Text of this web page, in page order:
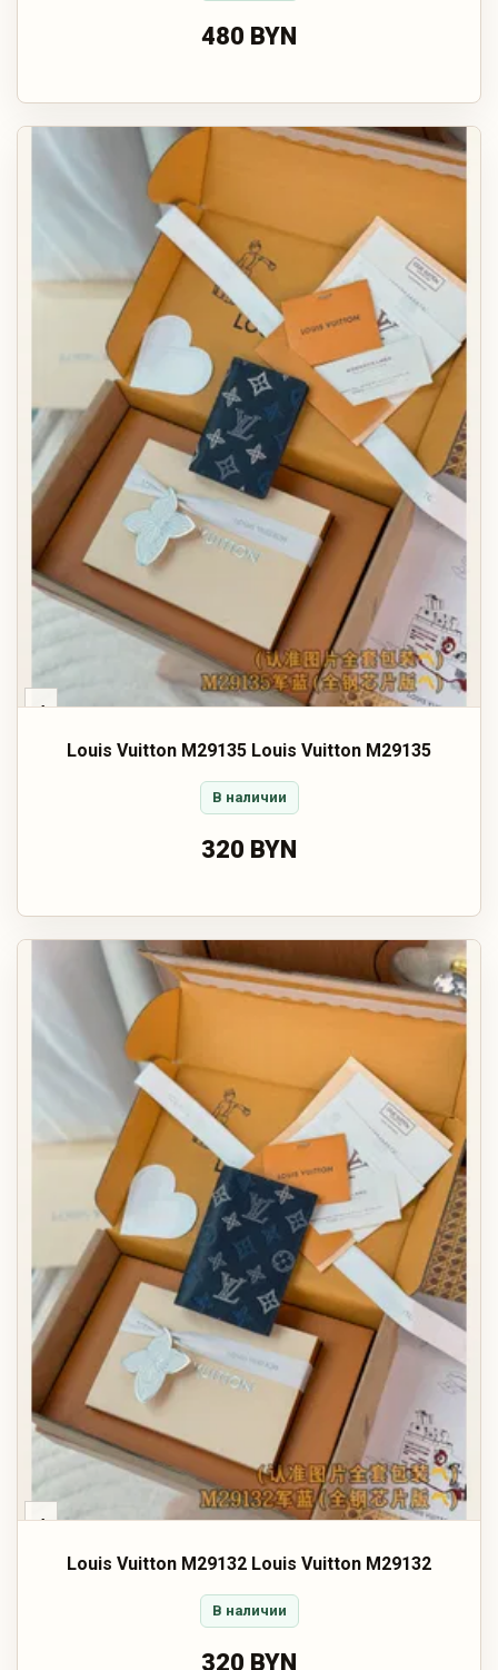
480 BYN
‹
Louis Vuitton M29135 Louis Vuitton M29135
В наличии
320 BYN
‹
Louis Vuitton M29132 Louis Vuitton M29132
В наличии
320 BYN